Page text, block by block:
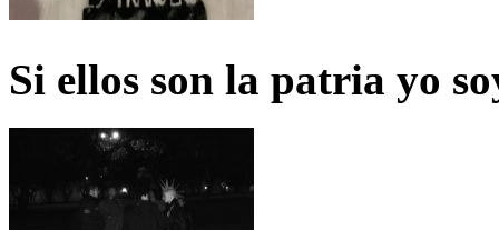
Si ellos son la patria yo